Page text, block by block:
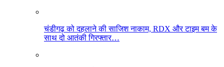
चंडीगढ़ को दहलाने की साजिश नाकाम, RDX और टाइम बम के
साथ दो आतंकी गिरफ्तार…